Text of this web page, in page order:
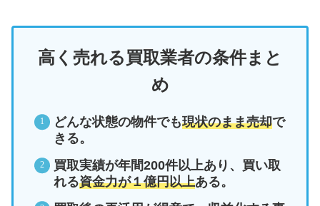
高く売れる買取業者の条件まと
め
どんな状態の物件でも現状のまま売却で
きる。
買取実績が年間200件以上あり、買い取
れる資金力が１億円以上ある。